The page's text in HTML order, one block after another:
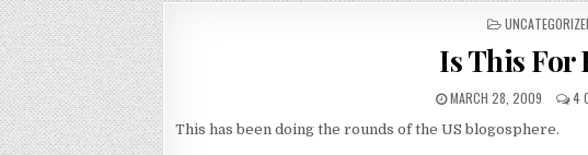
POSTED
Is This For
MARCH 28, 2009 4
This has been doing the rounds of the US blogosphere.